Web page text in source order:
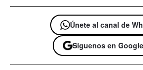
Únete al canal de
Síguenos en